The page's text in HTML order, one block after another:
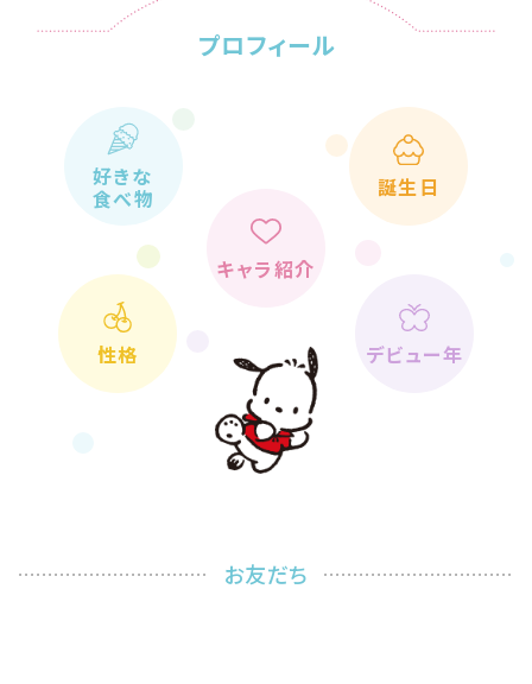
プロフィール
誕生日
デビュー年
性格
キャラ紹介
好きな
食べ物
お友だち